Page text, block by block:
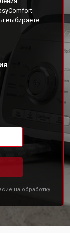
выбираете
на обработку